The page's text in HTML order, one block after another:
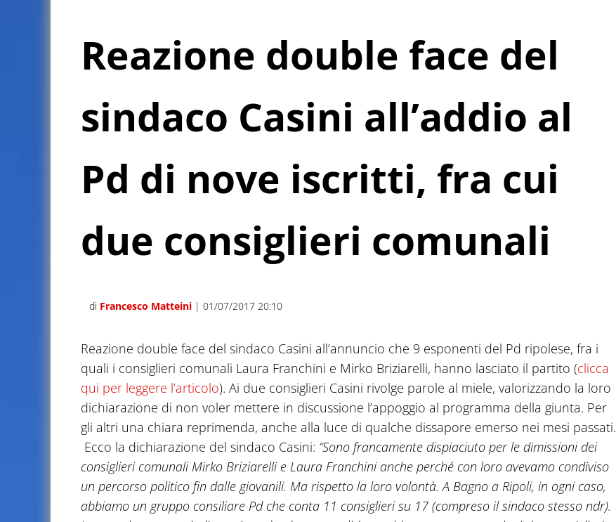
Reazione double face del
sindaco Casini all’addio al
Pd di nove iscritti, fra cui
due consiglieri comunali
di Francesco Matteini | 01/07/2017 20:10
Reazione double face del sindaco Casini all’annuncio che 9 esponenti del Pd ripolese, fra i
quali i consiglieri comunali Laura Franchini e Mirko Briziarelli, hanno lasciato il partito (clicca
qui per leggere l’articolo). Ai due consiglieri Casini rivolge parole al miele, valorizzando la loro
dichiarazione di non voler mettere in discussione l’appoggio al programma della giunta. Per
gli altri una chiara reprimenda, anche alla luce di qualche dissapore emerso nei mesi passati.
Ecco la dichiarazione del sindaco Casini: “Sono francamente dispiaciuto per le dimissioni dei
consiglieri comunali Mirko Briziarelli e Laura Franchini anche perché con loro avevamo condiviso
un percorso politico fin dalle giovanili. Ma rispetto la loro volontà. A Bagno a Ripoli, in ogni caso,
abbiamo un gruppo consiliare Pd che conta 11 consiglieri su 17 (compreso il sindaco stesso ndr).